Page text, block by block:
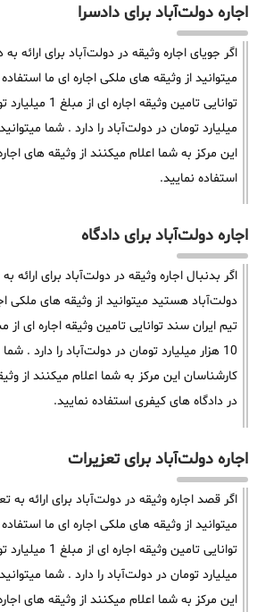
اجاره دولت‌آباد برای دادسرا
اگر جویای اجاره وثیقه در دولت‌آباد برای ارائه
میتوانید از وثیقه های ملکی اجاره ای ما
میلیارد تومان در دولت‌آباد را دارد . شما
این مرکز به شما اعلام میکنند از وثیقه های
استفاده نمایید.
اجاره دولت‌آباد برای دادگاه
اگر بدنبال اجاره وثیقه در دولت‌آباد برای ارائه
دولت‌آباد هستید میتوانید از وثیقه های ملکی
10 هزار میلیارد تومان در دولت‌آباد را دارد .
کارشناسان این مرکز به شما اعلام میکنند از
در دادگاه های کیفری استفاده نمایید.
اجاره دولت‌آباد برای تعزیرات
اگر قصد اجاره وثیقه در دولت‌آباد برای ارائه به
میتوانید از وثیقه های ملکی اجاره ای ما
میلیارد تومان در دولت‌آباد را دارد . شما
این مرکز به شما اعلام میکنند از وثیقه های